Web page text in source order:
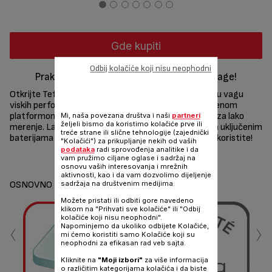
Gde kupiti
Praktične i izuzetno precizne kuhinjske vage!
Otkrijte Tefal Optiss, elegantnu elektronsku kuhinjsku vagu
viskih performansi. Tanak dizajn sa praktičnom staklenom
platformom spaja se sa velikim kapacitetom do 5 kg za lako
merenje. Lako čitljiv LCD ekran upotpunjuje paket, sa uključenim
baterijama kako biste mogli odmah da počnete da je koristite!
Podeli Pošalji
OSNOVNO
‹ ›
Mi, naša povezana društva i naši partneri
željeli bismo da koristimo kolačiće prve ili
treće strane ili slične tehnologije (zajednički
"Kolačići") za prikupljanje nekih od vaših
podatakaradi sprovođenja analitike i da
vam pružimo ciljane oglase i sadržaj na
osnovu vaših interesovanja i mrežnih
aktivnosti, kao i da vam dozvolimo dijeljenje
sadržaja na društvenim medijima.
Možete pristati ili odbiti gore navedeno
klikom na "Prihvati sve kolačiće" ili "Odbij
kolačiće koji nisu neophodni".
Napominjemo da ukoliko odbijete Kolačiće,
mi ćemo koristiti samo Kolačiće koji su
neophodni za efikasan rad veb sajta.
Kliknite na "Moji izbori" za više informacija
o različitim kategorijama kolačića i da biste
Odbij kolačiće koji nisu neophodni